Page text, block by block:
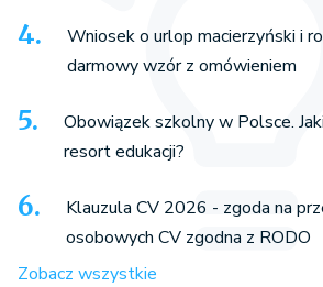
Wniosek o urlop macierzyński i
darmowy wzór z omówieniem
Obowiązek szkolny w Polsce.
resort edukacji?
Klauzula CV 2026 - zgoda na
osobowych CV zgodna z RODO
Zobacz wszystkie